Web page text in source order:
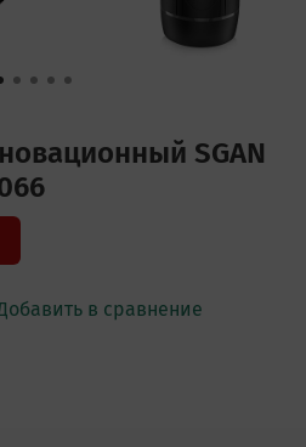
SGAN
в сравнение